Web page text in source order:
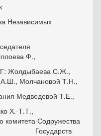
Независимых
Ф.,
Жолдыбаева С.Ж.,
Молчановой Т.Н.,
Медведевой Т.Е.,
Х.-Т.Т.,
комитета Содружества